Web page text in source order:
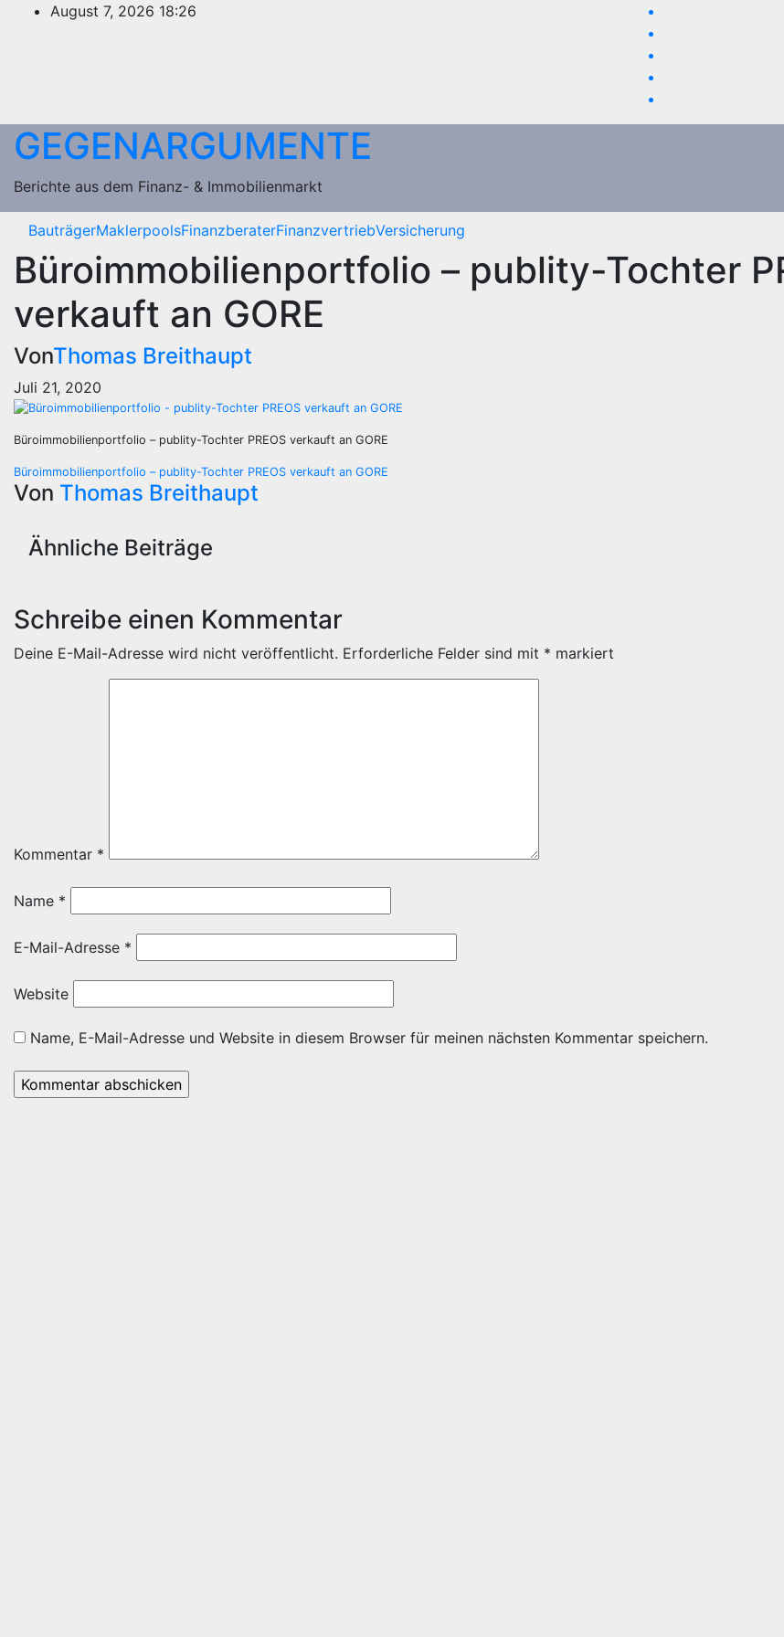
August 7, 2026 18:26
GEGENARGUMENTE
Berichte aus dem Finanz- & Immobilienmarkt
BauträgerMaklerpoolsFinanzberaterFinanzvertriebVersicherung
Büroimmobilienportfolio – publity-Tochter
verkauft an GORE
VonThomas Breithaupt
Juli 21, 2020
Büroimmobilienportfolio – publity-Tochter PREOS verkauft an GORE
Beitragsnavigation
Büroimmobilienportfolio – publity-Tochter PREOS verkauft an GORE
Von Thomas Breithaupt
Ähnliche Beiträge
Schreibe einen Kommentar
Deine E-Mail-Adresse wird nicht veröffentlicht. Erforderliche Felder sind mit * markiert
Kommentar *
Name *
E-Mail-Adresse *
Website
Name, E-Mail-Adresse und Website in diesem Browser für meinen nächsten Kommentar speichern.